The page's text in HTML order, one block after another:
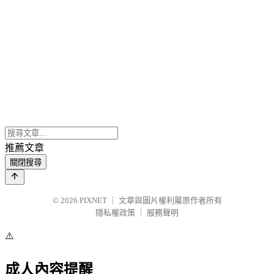
推薦文章
關閉搜尋
© 2026 PIXNET
文章與圖片權利屬原作者所有
隱私權政策
服務聲明
⚠️
成人內容提醒